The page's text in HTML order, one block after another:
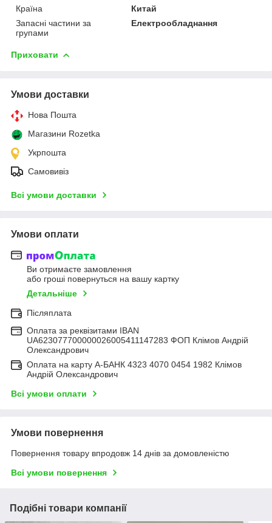
Країна
Китай
Запасні частини за
групами
Електрообладнання
Приховати
Умови доставки
Нова Пошта
Магазини Rozetka
Укрпошта
Самовивіз
Всі умови доставки
Умови оплати
Ви отримаєте замовлення
або гроші повернуться на вашу картку
Детальніше
Післяплата
Оплата за реквізитами IBAN
UA623077700000026005411147283 ФОП Клімов Андрій
Олександрович
Оплата на карту А-БАНК 4323 4070 0454 1982 Клімов
Андрій Олександрович
Всі умови оплати
Умови повернення
Повернення товару впродовж 14 днів за домовленістю
Всі умови повернення
Подібні товари компанії